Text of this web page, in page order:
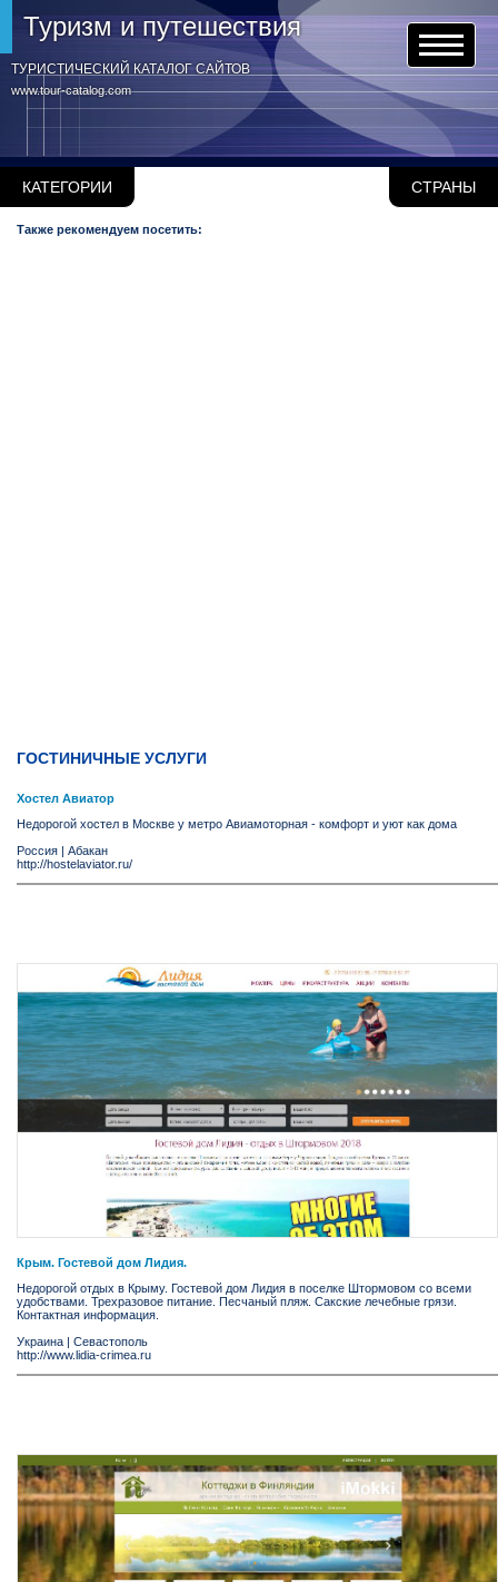
www.tour-catalog.com
Туризм и путешествия
ТУРИСТИЧЕСКИЙ КАТАЛОГ САЙТОВ
КАТЕГОРИИ СТРАНЫ
Также рекомендуем посетить:
ГОСТИНИЧНЫЕ УСЛУГИ
Хостел Авиатор
Недорогой хостел в Москве у метро Авиамоторная - комфорт и уют как дома
Россия | Абакан
http://hostelaviator.ru/
Крым. Гостевой дом Лидия.
Недорогой отдых в Крыму. Гостевой дом Лидия в поселке Штормовом со всеми
удобствами. Трехразовое питание. Песчаный пляж. Сакские лечебные грязи.
Контактная информация.
Украина | Севастополь
http://www.lidia-crimea.ru